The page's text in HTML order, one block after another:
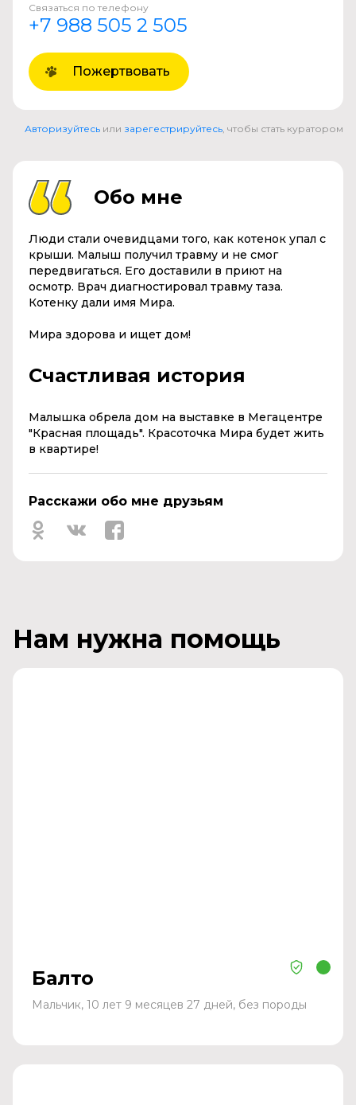
Связаться по телефону
+7 988 505 2 505
Пожертвовать
Авторизуйтесь или зарегестрируйтесь, чтобы стать куратором
Обо мне
Люди стали очевидцами того, как котенок упал с
крыши. Малыш получил травму и не смог
передвигаться. Его доставили в приют на
осмотр. Врач диагностировал травму таза.
Котенку дали имя Мира.
Мира здорова и ищет дом!
Счастливая история
Малышка обрела дом на выставке в Мегацентре
"Красная площадь". Красоточка Мира будет жить
в квартире!
Расскажи обо мне друзьям
Нам нужна помощь
Балто
Мальчик, 10 лет 9 месяцев 27 дней, без породы